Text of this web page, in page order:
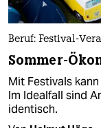
Beruf: Festival-
Sommer-
Mit Festivals
Im Idealfall sind
identisch.